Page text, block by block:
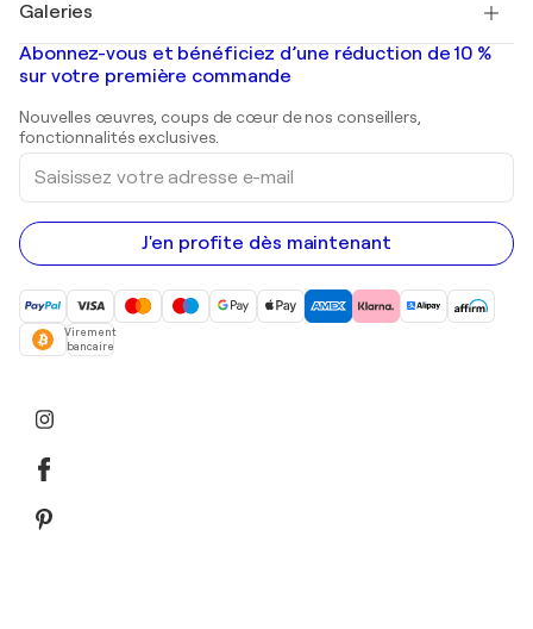
Banksy
Mr. Brainwash
Shepard Fairey
Tableaux abstraits à vendre
Peintures de paysage
Estampes
Peintures acryliques
Galeries
Galeries d'art en France
Galeries d'art en Belgique
Abonnez-vous et bénéficiez d’une réduction de 10 %
sur votre première commande
Nouvelles œuvres, coups de cœur de nos conseillers,
fonctionnalités exclusives.
Saisissez
votre
adresse
e-
mail
J'en profite dès maintenant
Virement
bancaire